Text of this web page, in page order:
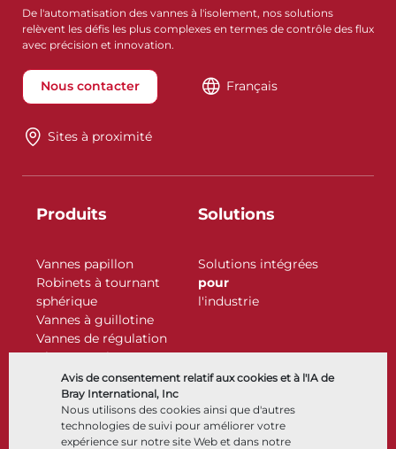
Avis de consentement relatif aux cookies et à l'IA de
Bray International, Inc
Nous utilisons des cookies ainsi que d'autres
technologies de suivi pour améliorer votre
expérience sur notre site Web et dans notre
De l'automatisation des vannes à l'isolement, nos solutions
relèvent les défis les plus complexes en termes de contrôle des flux
avec précision et innovation.
Nous contacter Français
Sites à proximité
Produits
Vannes papillon
Robinets à tournant
sphérique
Vannes à guillotine
Vannes de régulation
Clapets antiretour
Actionneurs
Accessoires de contrôle
Cryogénique
Solutions
Solutions intégrées
pour
l'industrie
Entreprise Ressources